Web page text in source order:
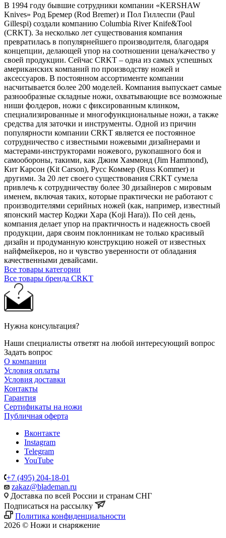
В 1994 году бывшие сотрудники компании «KERSHAW
Knives» Род Бремер (Rod Bremer) и Пол Гиллеспи (Paul
Gillespi) создали компанию Columbia River Knife&Tool
(CRKT). За несколько лет существования компания
превратилась в популярнейшего производителя, благодаря
концепции, делающей упор на соотношении цена/качество у
своей продукции. Сейчас CRKT – одна из самых успешных
американских компаний по производству ножей и
аксессуаров. В постоянном ассортименте компании
насчитывается более 200 моделей. Компания выпускает самые
разнообразные складные ножи, охватывающие все возможные
ниши фолдеров, ножи с фиксированным клинком,
специализированные и многофункциональные ножи, а также
средства для заточки и инструменты. Одной из причин
популярности компании CRKT является ее постоянное
сотрудничество с известными ножевыми дизайнерами и
мастерами-инструкторами ножевого, рукопашного боя и
самообороны, такими, как Джим Хаммонд (Jim Hammond),
Кит Карсон (Kit Carson), Русс Коммер (Russ Kommer) и
другими. За 20 лет своего существования CRKT сумела
привлечь к сотрудничеству более 30 дизайнеров с мировым
именем, включая таких, которые практически не работают с
производителями серийных ножей (как, например, известный
японский мастер Коджи Хара (Koji Hara)). По сей день,
компания делает упор на практичность и надежность своей
продукции, даря своим поклонникам не только красивый
дизайн и продуманную конструкцию ножей от известных
найфмейкеров, но и чувство уверенности от обладания
качественными девайсами.
Все товары категории
Все товары бренда CRKT
Нужна консультация?
Наши специалисты ответят на любой интересующий вопрос
Задать вопрос
О компании
Условия оплаты
Условия доставки
Контакты
Гарантия
Сертификаты на ножи
Публичная оферта
Вконтакте
Instagram
Telegram
YouTube
+7 (495) 204-18-01
zakaz@blademan.ru
Доставка по всей России и странам СНГ
Подписаться на рассылку
Политика конфиденциальности
2026 © Ножи и снаряжение